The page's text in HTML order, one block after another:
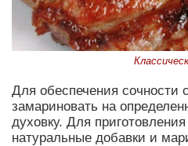
Для обеспечения сочности
замариновать на
духовку. Для
натуральные добавки и